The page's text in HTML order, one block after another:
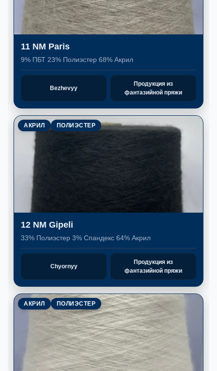
11 NM Paris
9% ПБТ 23% Полиэстер 68% Акрил
Bezhevyy
Продукция из
фантазийной пряжи
АКРИЛ ПОЛИЭСТЕР
12 NM Gipeli
33% Полиэстер 3% Спандекс 64% Акрил
Chyornyy
Продукция из
фантазийной пряжи
АКРИЛ ПОЛИЭСТЕР